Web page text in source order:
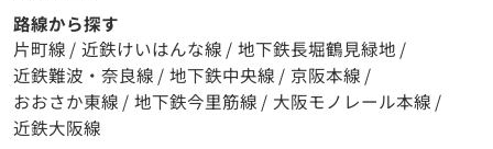
路線から探す
片町線 / 近鉄けいはんな線 / 地下鉄長堀鶴見緑地 /
近鉄難波・奈良線 / 地下鉄中央線 / 京阪本線 /
おおさか東線 / 地下鉄今里筋線 / 大阪モノレール本線 /
近鉄大阪線